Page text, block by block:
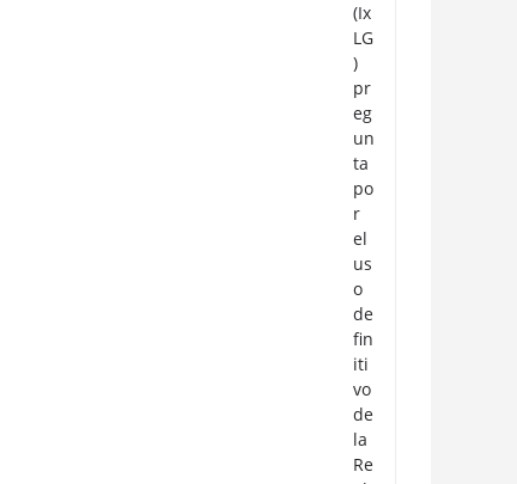
(Ix
LG
)
pr
eg
un
ta
po
r
el
us
o
de
fin
iti
vo
de
la
Re